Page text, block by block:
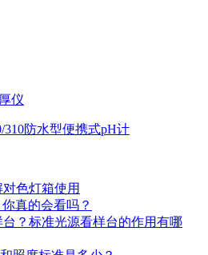
仪
310防水型便携式pH计
色灯箱使用
真的会看吗？
？标准光源看样台的作用有哪